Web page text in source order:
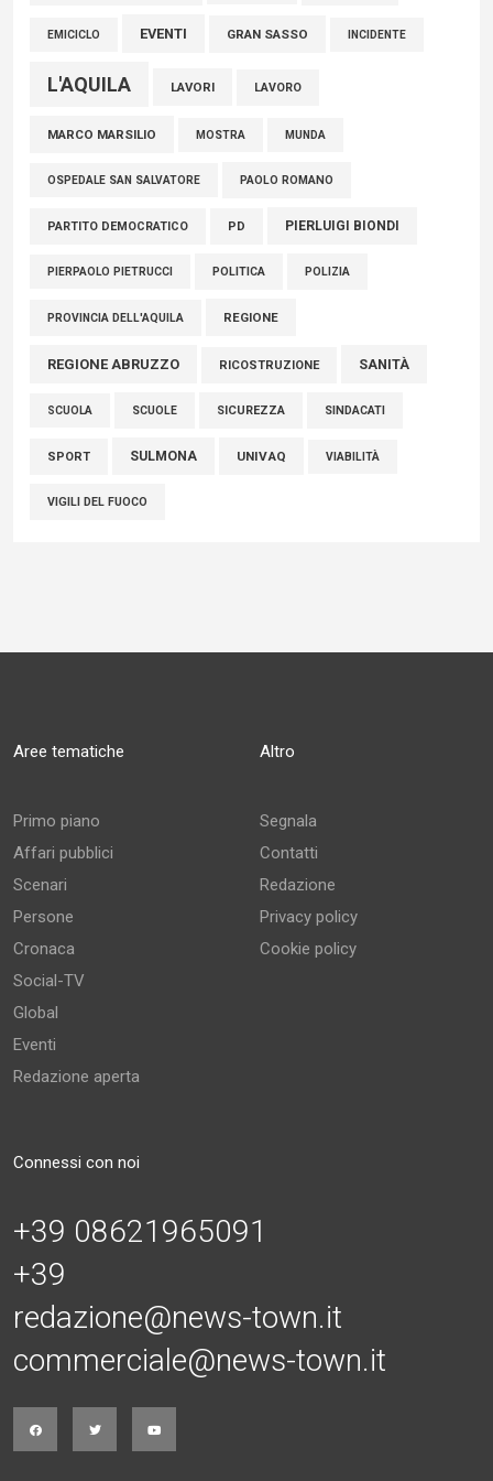
EMICICLO EVENTI GRAN SASSO INCIDENTE
L'AQUILA LAVORI LAVORO
MARCO MARSILIO MOSTRA MUNDA
OSPEDALE SAN SALVATORE PAOLO ROMANO
PARTITO DEMOCRATICO PD PIERLUIGI BIONDI
PIERPAOLO PIETRUCCI POLITICA POLIZIA
PROVINCIA DELL'AQUILA REGIONE
REGIONE ABRUZZO RICOSTRUZIONE SANITÀ
SCUOLA SCUOLE SICUREZZA SINDACATI
SPORT SULMONA UNIVAQ VIABILITÀ
VIGILI DEL FUOCO
Aree tematiche
Primo piano
Affari pubblici
Scenari
Persone
Cronaca
Social-TV
Global
Eventi
Redazione aperta
Altro
Segnala
Contatti
Redazione
Privacy policy
Cookie policy
Connessi con noi
+39 08621965091
+39
redazione@news-town.it
commerciale@news-town.it